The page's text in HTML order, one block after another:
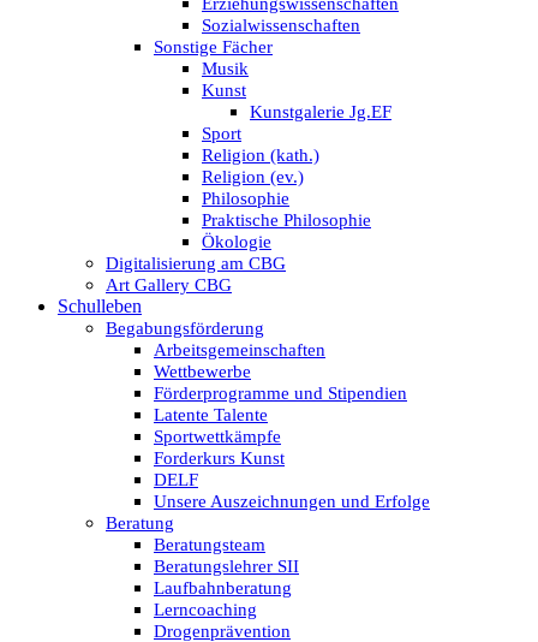
Sozialwissenschaften
Sonstige Fächer
Musik
Kunst
Kunstgalerie Jg.EF
Sport
Religion (kath.)
Religion (ev.)
Philosophie
Praktische Philosophie
Ökologie
Digitalisierung am CBG
Art Gallery CBG
Schulleben
Begabungsförderung
Arbeitsgemeinschaften
Wettbewerbe
Förderprogramme und Stipendien
Latente Talente
Sportwettkämpfe
Forderkurs Kunst
DELF
Unsere Auszeichnungen und Erfolge
Beratung
Beratungsteam
Beratungslehrer SII
Laufbahnberatung
Lerncoaching
Drogenprävention